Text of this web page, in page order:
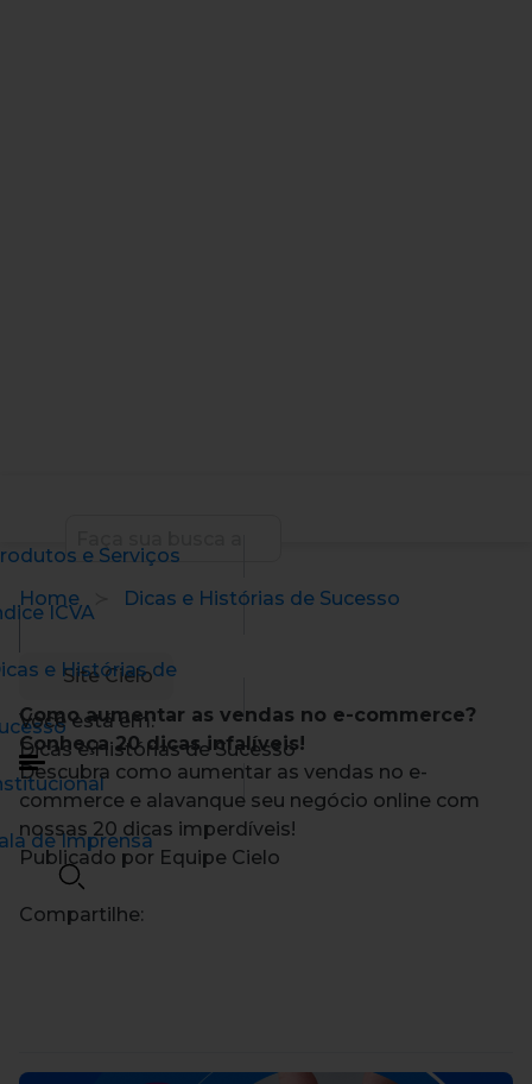
Site Cielo
e Serviços
ICVA
e Histórias de
de Imprensa
Home Dicas e Histórias de Sucesso
Você está em:
Dicas e Histórias de Sucesso
Como aumentar as vendas no e-commerce?
Conheça 20 dicas infalíveis!
Descubra como aumentar as vendas no e-
commerce e alavanque seu negócio online com
nossas 20 dicas imperdíveis!
Publicado por Equipe Cielo
Compartilhe: